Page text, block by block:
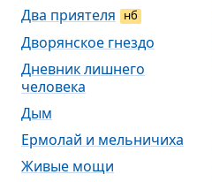
Два приятеля
нб
Дворянское гнездо
Дневник лишнего
человека
Дым
Ермолай и мельничиха
Живые мощи